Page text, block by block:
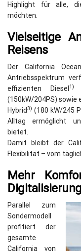
Highlight für alle,
möchten.
Vielseitige
Reisens
Der California
Antriebsspektrum
effizienten Diesel 1)
(150kW/204PS) sowie
Hybrid3) (180 kW/245
Alltag ermöglicht
bietet.
Damit bleibt der
Flexibilität – vom
Mehr
Digitalisierung
Parallel zum
Sondermodell
profitiert der
gesamte
California von